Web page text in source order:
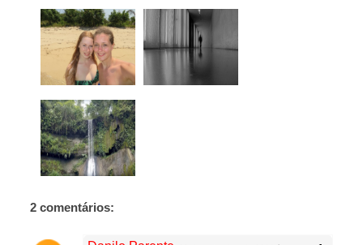
2 comentários: